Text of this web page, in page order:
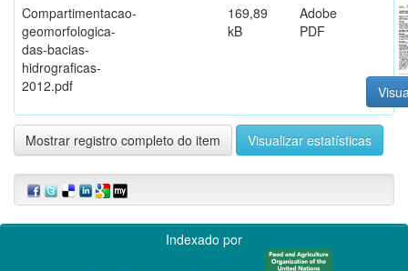
Compartimentacao-
geomorfologica-
das-bacias-
hidrograficas-
2012.pdf
169,89
kB
Adobe
PDF
Mostrar registro completo do item Visualizar estatísticas
Indexado por